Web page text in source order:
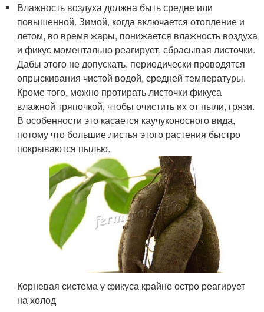
Влажность воздуха должна быть средне или
повышенной. Зимой, когда включается отопление и
летом, во время жары, понижается влажность воздуха
и фикус моментально реагирует, сбрасывая листочки.
Дабы этого не допускать, периодически проводятся
опрыскивания чистой водой, средней температуры.
Кроме того, можно протирать листочки фикуса
влажной тряпочкой, чтобы очистить их от пыли, грязи.
В особенности это касается каучуконосного вида,
потому что большие листья этого растения быстро
покрываются пылью.
Корневая система у фикуса крайне остро реагирует
на холод